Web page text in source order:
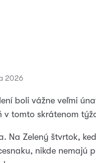
2026
boli vážne veľmi
v tomto skrátenom
Na Zelený štvrtok,
nikde nemajú